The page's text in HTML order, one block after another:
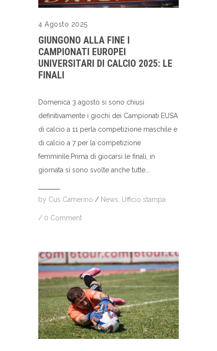
4 Agosto 2025
GIUNGONO ALLA FINE I
CAMPIONATI EUROPEI
UNIVERSITARI DI CALCIO 2025: LE
FINALI
Domenica 3 agosto si sono chiusi
definitivamente i giochi dei Campionati EUSA
di calcio a 11 perla competizione maschile e
di calcio a 7 per la competizione
femminile.Prima di giocarsi le finali, in
giornata si sono svolte anche tutte...
by Cus Camerino / News, Ufficio stampa
/ 0 Comment